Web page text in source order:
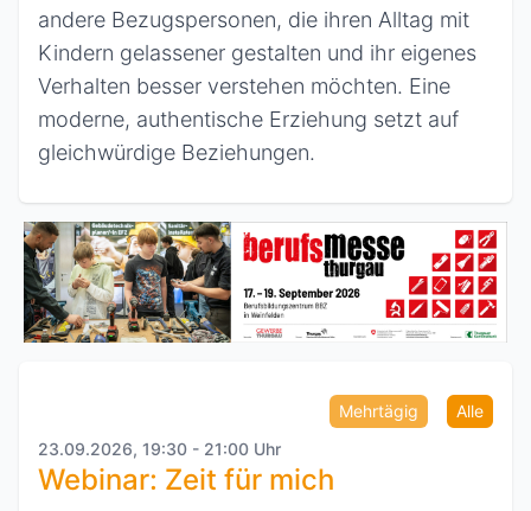
andere Bezugspersonen, die ihren Alltag mit
Kindern gelassener gestalten und ihr eigenes
Verhalten besser verstehen möchten. Eine
moderne, authentische Erziehung setzt auf
gleichwürdige Beziehungen.
Mehrtägig
Alle
23.09.2026, 19:30 - 21:00 Uhr
Webinar: Zeit für mich